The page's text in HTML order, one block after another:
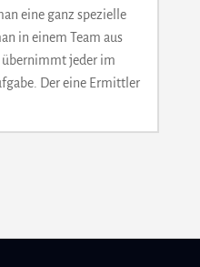
eine ganz spezielle
in einem Team aus
jeder im
Der eine Ermittler